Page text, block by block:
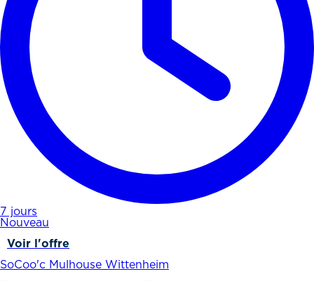
7 jours
Nouveau
Voir l'offre
SoCoo'c Mulhouse Wittenheim